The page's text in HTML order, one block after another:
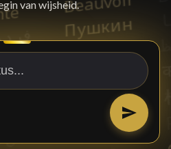
van wijsheid.